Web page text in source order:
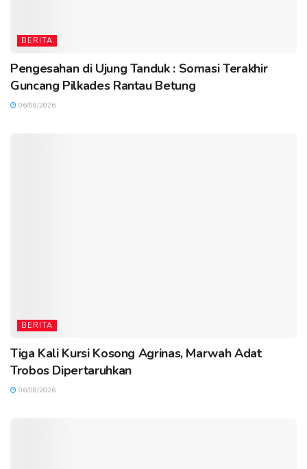
BERITA
Pengesahan di Ujung Tanduk : Somasi Terakhir
Guncang Pilkades Rantau Betung
06/08/2026
BERITA
Tiga Kali Kursi Kosong Agrinas, Marwah Adat
Trobos Dipertaruhkan
06/08/2026